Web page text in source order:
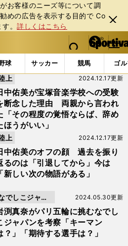
お客様のニーズ等について調
めの広告を表⽰する⽬的で Co
す。詳しくはこちら
閉じ
る
web Sportiva (webスポルティーバ)
検索
マイペ
ー
ジ
メニュ
球 サッカー 競馬 ゴ
ュース・ 情報
中佑美が宝塚音楽学校への受験
断念した理由 両親から言われ
「その程度の覚悟ならば、辞め
ほうがいい」
2024.12.17更新
上
中佑美のオフの顔 過去を振り
るのは「引退してから」今は
「新しい次の物語がある」
2024.12.17更新
上
渕真奈がパリ五輪に挑むなでし
ジャパンを考察「キーマン
？」「期待する選手は？」
2024.05.30更新
でしこジャパ